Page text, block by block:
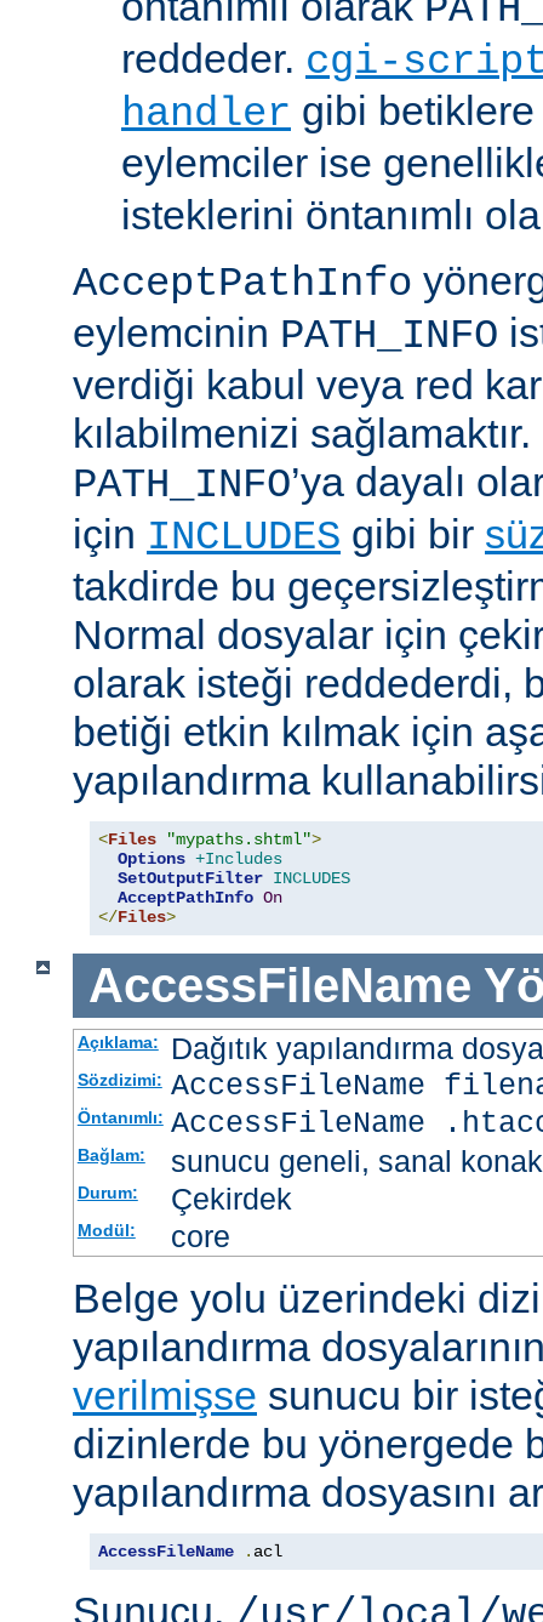
reddeder. cgi-
handler gibi
eylemciler ise
isteklerini öntanımlı
AcceptPathInfo
eylemcinin PATH_INFO
verdiği kabul veya red
kılabilmenizi
PATH_INFO’ya dayalı
için INCLUDES gibi bir
takdirde bu
Normal dosyalar için
olarak isteği reddederdi,
betiği etkin kılmak için
yapılandırma
<Files "mypaths.shtml">
Options +Includes
SetOutputFilter INCLUDES
AcceptPathInfo On
</Files>
AccessFileName
Açıklama: Dağıtık yapılandırma
Sözdizimi: AccessFileName
Öntanımlı: AccessFileName
Bağlam: sunucu geneli, sanal konak
Durum: Çekirdek
Modül: core
Belge yolu üzerindeki
yapılandırma
verilmişse sunucu bir
dizinlerde bu yönergede
yapılandırma dosyasını
AccessFileName . acl
Sunucu,